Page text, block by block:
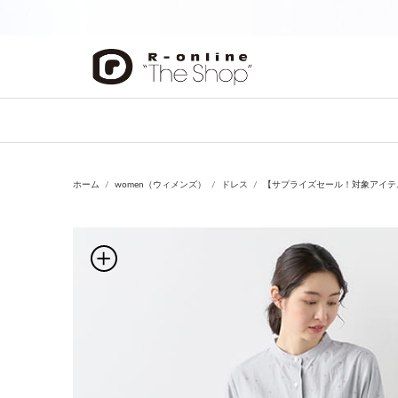
ホーム women（ウィメンズ） ドレス 【サプライズセール！対象アイ